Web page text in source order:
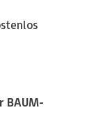
BAUM-